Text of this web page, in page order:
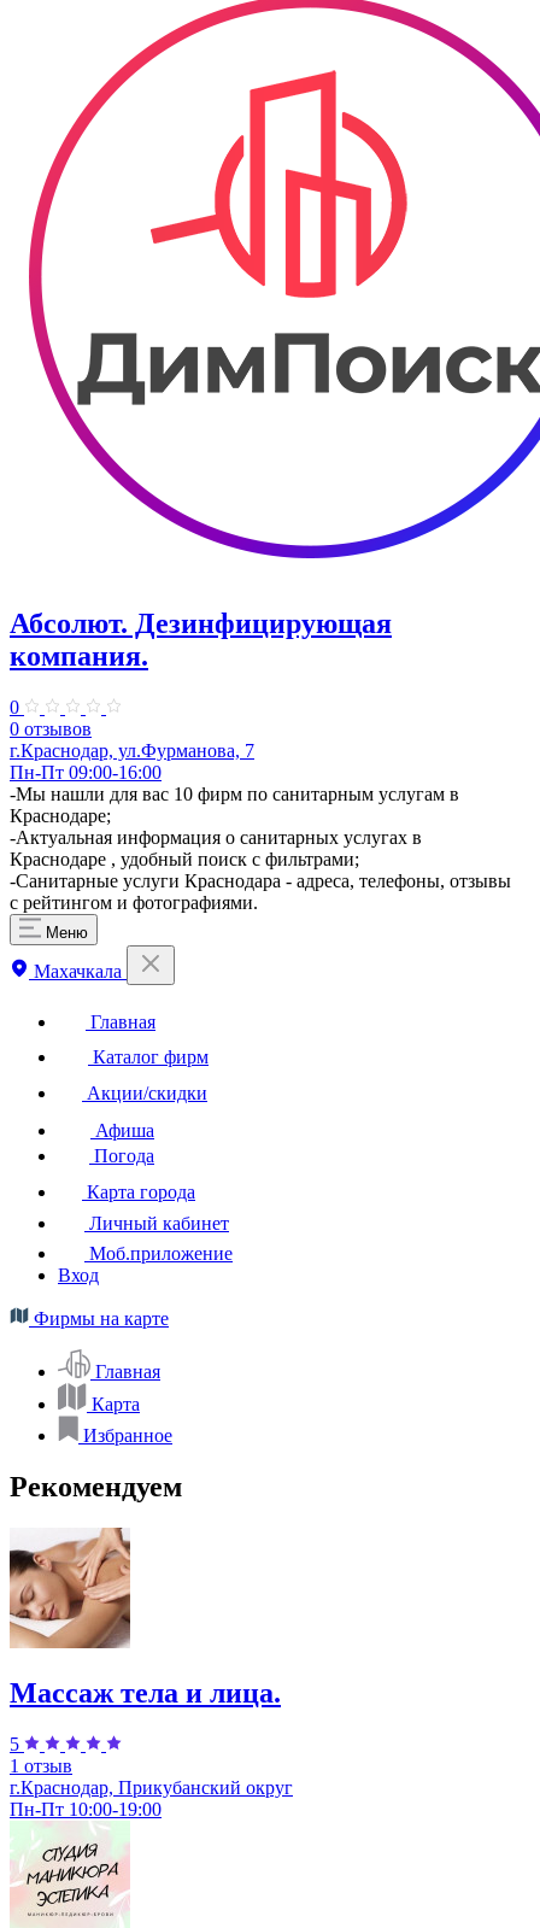
Абсолют. Дезинфицирующая
компания.
0
0 отзывов
г.Краснодар, ул.Фурманова, 7
Пн-Пт 09:00-16:00
-Мы нашли для вас 10 фирм по санитарным услугам в
Краснодаре;
-Актуальная информация о санитарных услугах в
Краснодаре , удобный поиск с фильтрами;
-Санитарные услуги Краснодара - адреса, телефоны, отзывы
с рейтингом и фотографиями.
Меню
Махачкала
Главная
Каталог фирм
Акции/скидки
Афиша
Погода
Карта города
Личный кабинет
Моб.приложение
Вход
Фирмы на карте
Главная
Карта
Избранное
Рекомендуем
Массаж тела и лица.
5
1 отзыв
г.Краснодар, Прикубанский округ
Пн-Пт 10:00-19:00